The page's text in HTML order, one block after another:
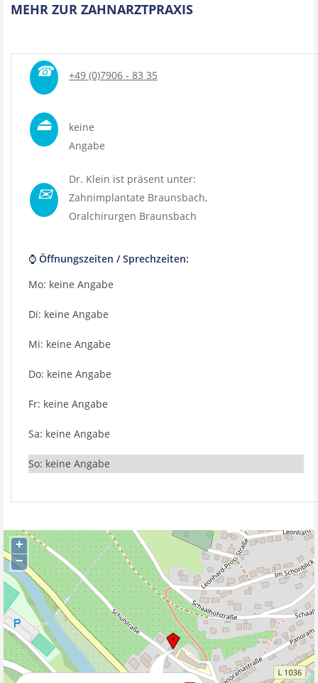
MEHR ZUR ZAHNARZTPRAXIS
☎ +49 (0)7906 - 83 35
⏏
keine
Angabe
✉
Dr. Klein ist präsent unter:
Zahnimplantate Braunsbach,
Oralchirurgen Braunsbach
⌚ Öffnungszeiten / Sprechzeiten:
Mo: keine Angabe
Di: keine Angabe
Mi: keine Angabe
Do: keine Angabe
Fr: keine Angabe
Sa: keine Angabe
So: keine Angabe